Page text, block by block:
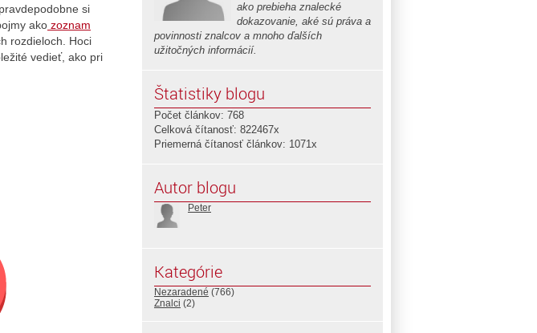
si
ako zoznam
rozdieloch. Hoci
vedieť, ako pri
ako prebieha znalecké
dokazovanie, aké sú práva a
povinnosti znalcov a mnoho ďalších
užitočných informácií.
Štatistiky blogu
Počet článkov: 768
Celková čítanosť: 822467x
Priemerná čítanosť článkov: 1071x
Autor blogu
Peter
Kategórie
Nezaradené (766)
Znalci (2)